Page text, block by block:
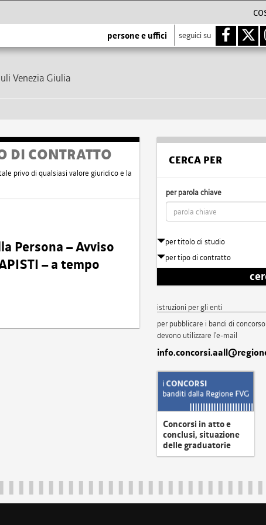
persone e uffici seguici su
Venezia Giulia
DI CONTRATTO
privo di qualsiasi valore giuridico e la
Persona – Avviso
– a tempo
CERCA PER
per parola chiave
per titolo di studio
per tipo di contratto
istruzioni per gli enti
per pubblicare i bandi di
devono utilizzare l'e-mail
Concorsi in atto e
conclusi, situazione
delle graduatorie